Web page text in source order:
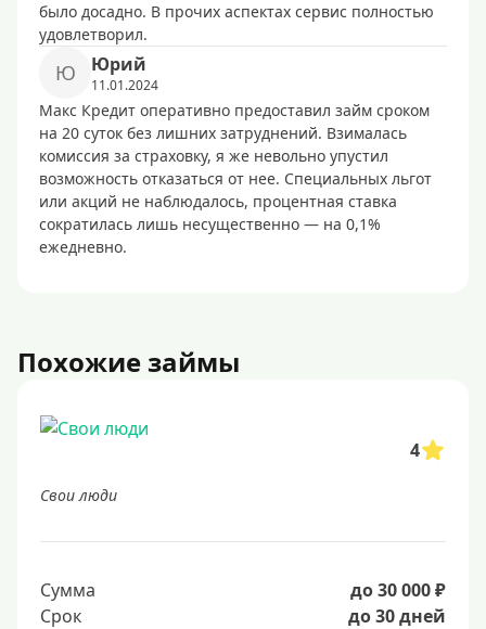
было досадно. В прочих аспектах сервис полностью
удовлетворил.
Ю Юрий
11.01.2024
Макс Кредит оперативно предоставил займ сроком
на 20 суток без лишних затруднений. Взималась
комиссия за страховку, я же невольно упустил
возможность отказаться от нее. Специальных льгот
или акций не наблюдалось, процентная ставка
сократилась лишь несущественно — на 0,1%
ежедневно.
Похожие займы
4
Свои люди
Сумма
до 30 000 ₽
Срок
до 30 дней